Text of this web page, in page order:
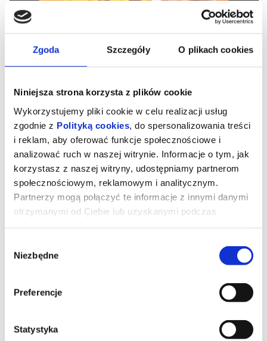
Zgoda Szczegóły O plikach cookies
Niniejsza strona korzysta z plików cookie
Wykorzystujemy pliki cookie w celu realizacji usług
zgodnie z Polityką cookies , do spersonalizowania treści
i reklam, aby oferować funkcje społecznościowe i
analizować ruch w naszej witrynie. Informacje o tym, jak
korzystasz z naszej witryny, udostępniamy partnerom
społecznościowym, reklamowym i analitycznym.
Partnerzy mogą połączyć te informacje z innymi danymi
otrzymanymi od Ciebie lub uzyskanymi podczas
zgody
Niezbędne
Preferencje
Statystyka
Orły Republiki
„Orły republiki” to ostatnia część głośnej trylogii kairskiej Tarika
Saleha, na którą składają się jeszcze „Morderstwo w hotelu Hilton”
(2017) oraz „Chłopiec z niebios” (2022). Każdy z filmów pokazuje
przypadku ostatniej części, ujętej w formę widowiskowego
politycznego thrillera, Saleh zastanawia się nad rolą sztuki w
służbie propagandy. W roli głównej Fares Fares.